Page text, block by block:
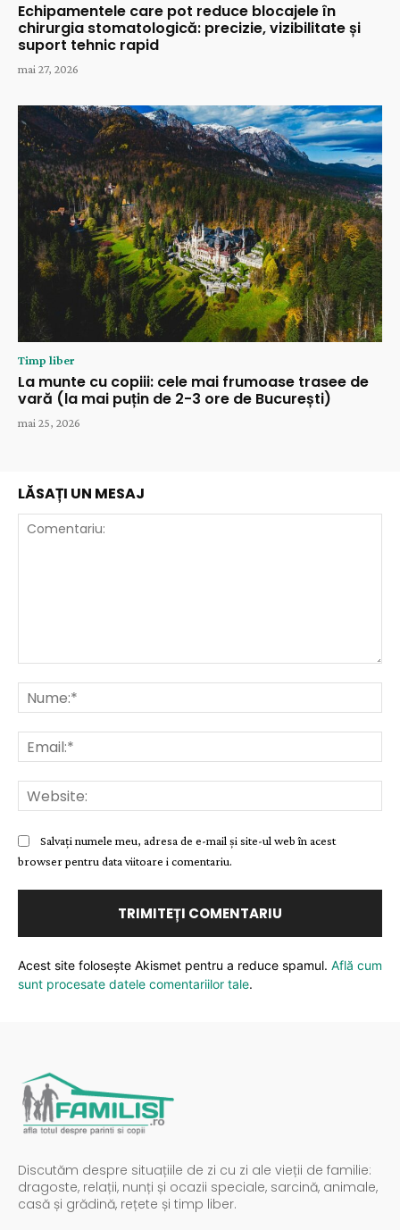
Echipamentele care pot reduce blocajele în
chirurgia stomatologică: precizie, vizibilitate și
suport tehnic rapid
mai 27, 2026
Timp liber
La munte cu copiii: cele mai frumoase trasee de
vară (la mai puțin de 2-3 ore de București)
mai 25, 2026
LĂSAȚI UN MESAJ
Salvați numele meu, adresa de e-mail și site-ul web în acest
browser pentru data viitoare i comentariu.
Acest site folosește Akismet pentru a reduce spamul. Află cum
sunt procesate datele comentariilor tale.
Discutăm despre situațiile de zi cu zi ale vieții de familie:
dragoste, relații, nunți și ocazii speciale, sarcină, animale,
casă și grădină, rețete și timp liber.